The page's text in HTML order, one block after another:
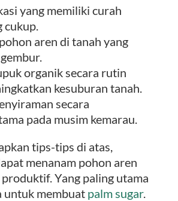
yang memiliki curah
cukup.
aren di tanah yang
organik secara rutin
kesuburan tanah.
secara
pada musim kemarau.
tips-tips di atas,
menanam pohon aren
Yang paling utama
untuk membuat palm sugar.